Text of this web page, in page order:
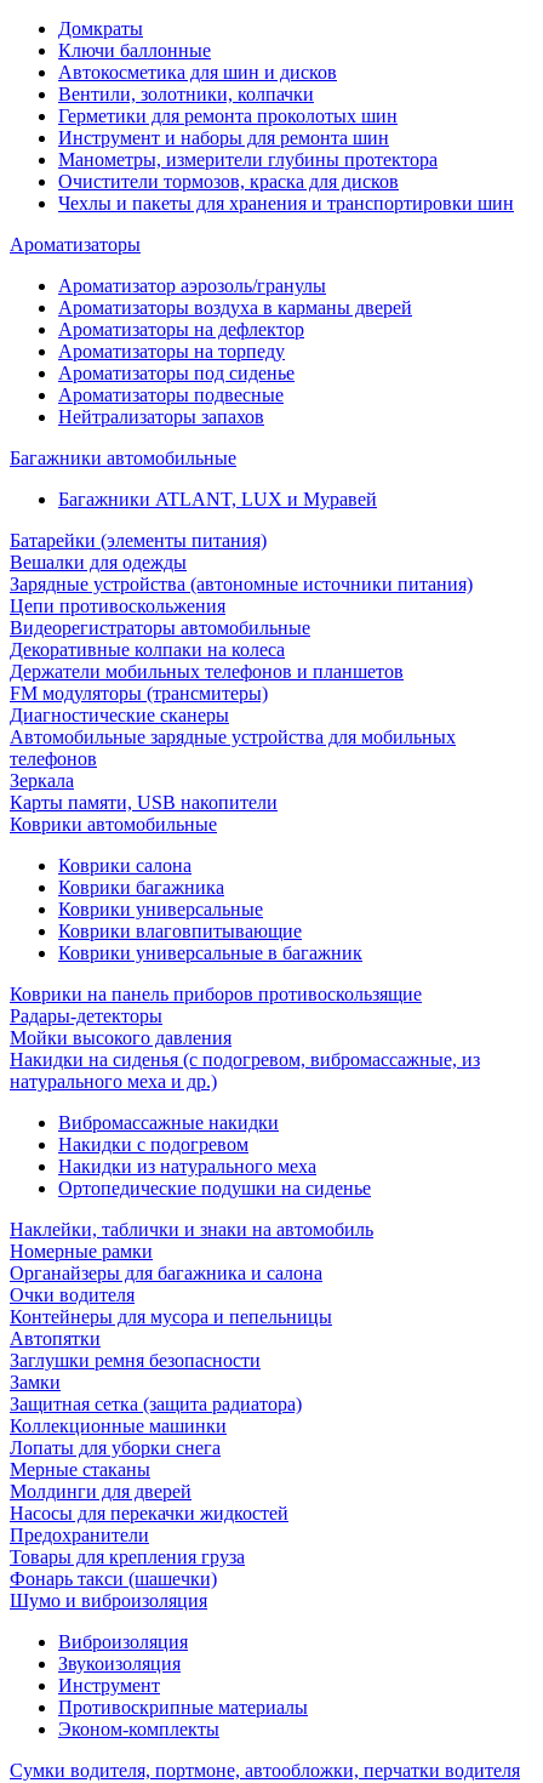
Домкраты
Ключи баллонные
Автокосметика для шин и дисков
Вентили, золотники, колпачки
Герметики для ремонта проколотых шин
Инструмент и наборы для ремонта шин
Манометры, измерители глубины протектора
Очистители тормозов, краска для дисков
Чехлы и пакеты для хранения и транспортировки шин
Ароматизаторы
Ароматизатор аэрозоль/гранулы
Ароматизаторы воздуха в карманы дверей
Ароматизаторы на дефлектор
Ароматизаторы на торпеду
Ароматизаторы под сиденье
Ароматизаторы подвесные
Нейтрализаторы запахов
Багажники автомобильные
Багажники ATLANT, LUX и Муравей
Батарейки (элементы питания)
Вешалки для одежды
Зарядные устройства (автономные источники питания)
Цепи противоскольжения
Видеорегистраторы автомобильные
Декоративные колпаки на колеса
Держатели мобильных телефонов и планшетов
FM модуляторы (трансмитеры)
Диагностические сканеры
Автомобильные зарядные устройства для мобильных
телефонов
Зеркала
Карты памяти, USB накопители
Коврики автомобильные
Коврики салона
Коврики багажника
Коврики универсальные
Коврики влаговпитывающие
Коврики универсальные в багажник
Коврики на панель приборов противоскользящие
Радары-детекторы
Мойки высокого давления
Накидки на сиденья (с подогревом, вибромассажные, из
натурального меха и др.)
Вибромассажные накидки
Накидки с подогревом
Накидки из натурального меха
Ортопедические подушки на сиденье
Наклейки, таблички и знаки на автомобиль
Номерные рамки
Органайзеры для багажника и салона
Очки водителя
Контейнеры для мусора и пепельницы
Автопятки
Заглушки ремня безопасности
Замки
Защитная сетка (защита радиатора)
Коллекционные машинки
Лопаты для уборки снега
Мерные стаканы
Молдинги для дверей
Насосы для перекачки жидкостей
Предохранители
Товары для крепления груза
Фонарь такси (шашечки)
Шумо и виброизоляция
Виброизоляция
Звукоизоляция
Инструмент
Противоскрипные материалы
Эконом-комплекты
Сумки водителя, портмоне, автообложки, перчатки водителя